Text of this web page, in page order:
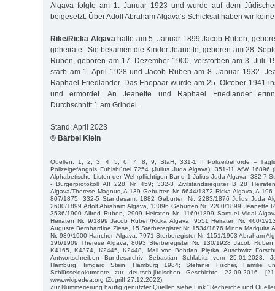
Algava folgte am 1. Januar 1923 und wurde auf dem
beigesetzt. Über Adolf Abraham Algava‘s Schicksal haben wir
Rike/Ricka Algava hatte am 5. Januar 1899 Jacob Ruben,
geheiratet. Sie bekamen die Kinder Jeanette, geboren am 28.
Ruben, geboren am 17. Dezember 1900, verstorben am 3. Juli
starb am 1. April 1928 und Jacob Ruben am 8. Januar 1932.
Raphael Friedländer. Das Ehepaar wurde am 25. Oktober 1941
und ermordet. An Jeanette und Raphael Friedländer
Durchschnitt 1 am Grindel.
Stand: April 2023
© Bärbel Klein
Quellen: 1; 2; 3; 4; 5; 6; 7; 8; 9; StaH; 331-1 II Polizeibehörde –
Polizeigefängnis Fuhlsbüttel 7254 (Julius Juda Algava); 351-11 AfW 16896
Alphabetische Listen der Wehrpflichtigen Band 1 Julius Juda Algava; 332-7
- Bürgerprotokoll AIf 228 Nr. 459; 332-3 Zivilstandsregister B 28
Algava/Therese Magnus, A 139 Geburten Nr. 6644/1872 Ricka Algava, A 196
807/1875; 332-5 Standesamt 1882 Geburten Nr. 2283/1876 Julius Juda
2600/1899 Adolf Abraham Algava, 13096 Geburten Nr. 2200/1899 Jeanette
3536/1900 Alfred Ruben, 2909 Heiraten Nr. 1169/1899 Samuel Vidal
Heiraten Nr. 9/1899 Jacob Ruben/Ricka Algava, 9551 Heiraten Nr. 460/
Auguste Bernhardine Ziese, 15 Sterberegister Nr. 1534/1876 Minna Mariquita
Nr. 939/1900 Hanchen Algava, 7971 Sterberegister Nr. 1151/1903 Abraham
196/1909 Therese Algava, 8093 Sterberegister Nr. 130/1928 Jacob
K4165, K4374, K2445, K2448, Mail von Bohdan Piętka, Auschwitz
Antwortschreiben Bundesarchiv Sebastian Schlabitz vom 25.01.2023;
Hamburg, Irmgard Stein, Hamburg 1984; Stefanie Fischer, Familie
Schlüsseldokumente zur deutsch-jüdischen Geschichte, 22.09.2016.
www.wikipedea.org (Zugriff 27.12.2022).
Zur Nummerierung häufig genutzter Quellen siehe Link "Recherche und